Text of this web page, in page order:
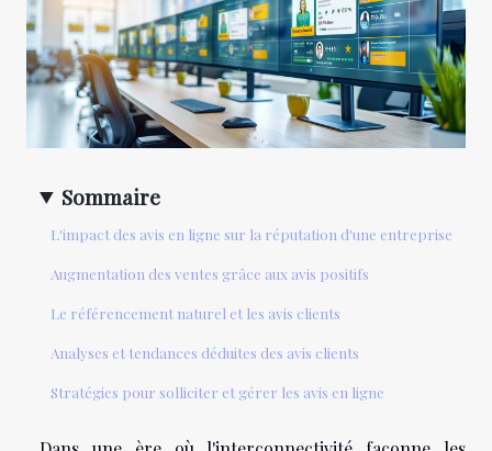
Sommaire
L'impact des avis en ligne sur la réputation d'une entreprise
Augmentation des ventes grâce aux avis positifs
Le référencement naturel et les avis clients
Analyses et tendances déduites des avis clients
Stratégies pour solliciter et gérer les avis en ligne